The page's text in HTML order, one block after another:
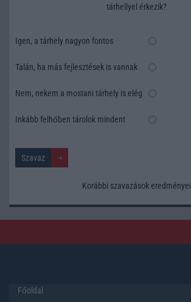
tárhellyel érkezik?
Igen, a tárhely nagyon fontos
Talán, ha más fejlesztések is vannak
Nem, nekem a mostani tárhely is elég
Inkább felhőben tárolok mindent
Korábbi szavazások eredményei
Főoldal